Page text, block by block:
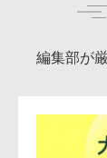
編集部が